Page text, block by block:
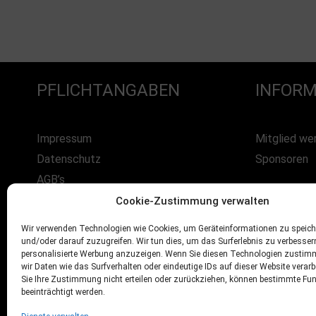
Cookie-Zustimmung verwalten
Wir verwenden Technologien wie Cookies, um Geräteinformationen zu
und/oder darauf zuzugreifen. Wir tun dies, um das Surferlebnis zu
personalisierte Werbung anzuzeigen. Wenn Sie diesen Technologien
wir Daten wie das Surfverhalten oder eindeutige IDs auf dieser Website
Sie Ihre Zustimmung nicht erteilen oder zurückziehen, können bestimmte
beeinträchtigt werden.
PFLICHTANGABEN
Impressum
Datenschutz
AGB’s
Widerrufsbelehrung
Kontakt
Mitglied
Sponsoren